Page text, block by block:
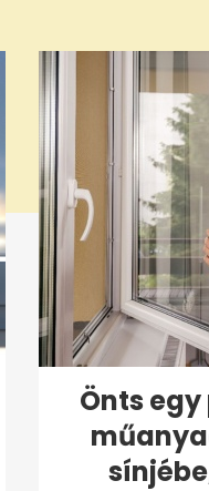
Önts